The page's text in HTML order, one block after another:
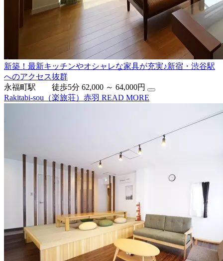
新築！最新キッチンやオシャレな家具が充実♪新宿・渋谷駅
へのアクセス抜群
永福町駅 徒歩5分 62,000 ～ 64,000円
Rakitabi-sou（楽旅荘）赤羽 READ MORE